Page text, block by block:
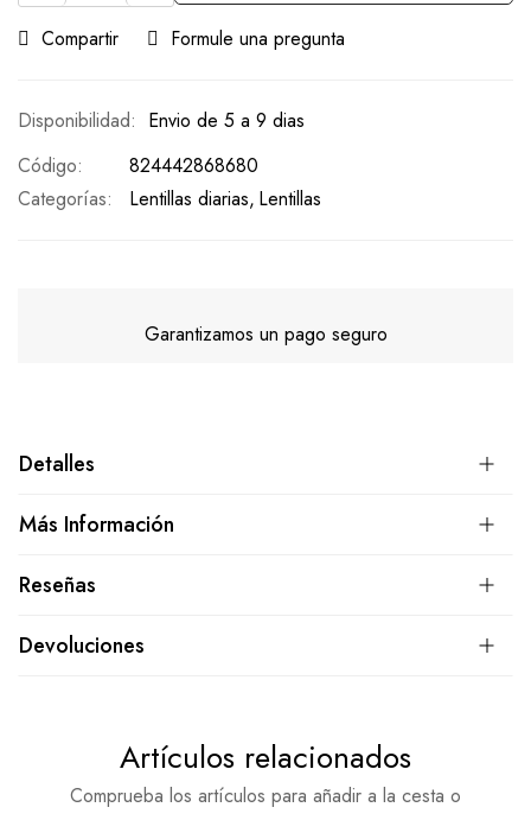
Compartir Formule una pregunta
Envio de 5 a 9 dias
Código
824442868680
Categorías:
Lentillas diarias Lentillas
Garantizamos un pago seguro
Detalles
Más Información
Reseñas
Devoluciones
Artículos relacionados
Comprueba los artículos para añadir a la cesta o